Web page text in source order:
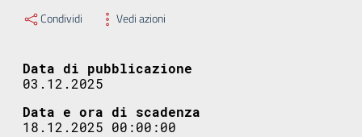
Condividi Vedi azioni
Data di pubblicazione
03.12.2025
Data e ora di scadenza
18.12.2025 00:00:00